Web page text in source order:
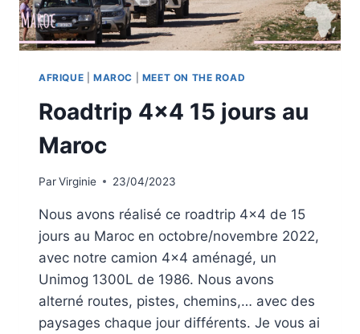
AFRIQUE MAROC MEET ON THE ROAD
Roadtrip 4×4 15 jours au
Maroc
ParVirginie 23/04/2023
Nous avons réalisé ce roadtrip 4×4 de 15
jours au Maroc en octobre/novembre 2022,
avec notre camion 4×4 aménagé, un
Unimog 1300L de 1986. Nous avons
alterné routes, pistes, chemins,… avec des
paysages chaque jour différents. Je vous ai